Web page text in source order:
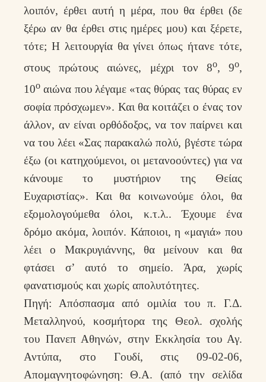
λοιπόν, έρθει αυτή η μέρα, που θα έρθει (δε
ξέρω αν θα έρθει στις ημέρες μου) και ξέρετε,
τότε; Η λειτουργία θα γίνει όπως ήτανε τότε,
στους πρώτους αιώνες, μέχρι τον 8ο, 9ο,
10ο αιώνα που λέγαμε «τας θύρας τας θύρας εν
σοφία πρόσχωμεν». Και θα κοιτάζει ο ένας τον
άλλον, αν είναι ορθόδοξος, να τον παίρνει και
να του λέει «Σας παρακαλώ πολύ, βγέστε τώρα
έξω (οι κατηχούμενοι, οι μετανοούντες) για να
κάνουμε το μυστήριον της Θείας
Ευχαριστίας». Και θα κοινωνούμε όλοι, θα
εξομολογούμεθα όλοι, κ.τ.λ.. Έχουμε ένα
δρόμο ακόμα, λοιπόν. Κάποιοι, η «μαγιά» που
λέει ο Μακρυγιάννης, θα μείνουν και θα
φτάσει σ’ αυτό το σημείο. Άρα, χωρίς
φανατισμούς και χωρίς απολυτότητες.
Πηγή: Απόσπασμα από ομιλία του π. Γ.Δ.
Μεταλληνού, κοσμήτορα της Θεολ. σχολής
του Πανεπ Αθηνών, στην Εκκλησία του Αγ.
Αντύπα, στο Γουδί, στις 09-02-06,
Απομαγνητοφώνηση: Θ.Α. (από την σελίδα